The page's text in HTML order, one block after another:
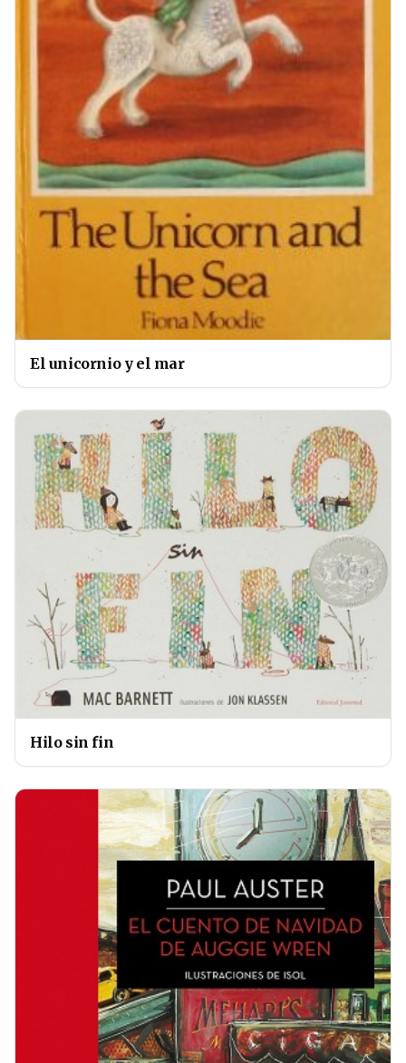
El unicornio y el mar
Hilo sin fin